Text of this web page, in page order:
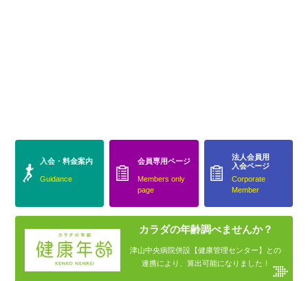
入会・料金案内
Guidance
会員専用ページ
Members only
page
法人会員用
入会ページ
Corporate
Member
カラダの年齢調べませんか？
津山中央病院併設【健康管理センター】との
連携により、算出可能になりました！